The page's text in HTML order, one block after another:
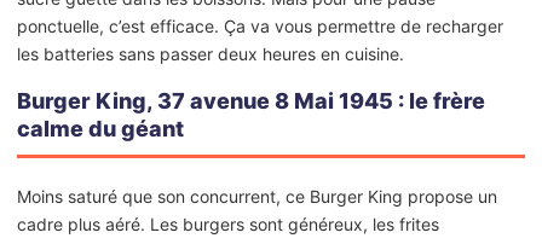
ponctuelle, c’est efficace. Ça va vous permettre de recharger
les batteries sans passer deux heures en cuisine.
Burger King, 37 avenue 8 Mai 1945 : le frère
calme du géant
Moins saturé que son concurrent, ce Burger King propose un
cadre plus aéré. Les burgers sont généreux, les frites